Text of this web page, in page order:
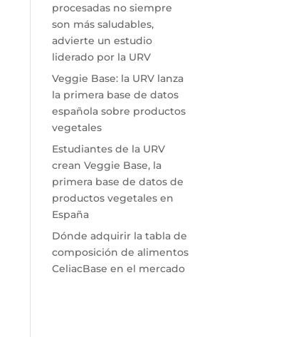
procesadas no siempre
son más saludables,
advierte un estudio
liderado por la URV
Veggie Base: la URV lanza
la primera base de datos
española sobre productos
vegetales
Estudiantes de la URV
crean Veggie Base, la
primera base de datos de
productos vegetales en
España
Dónde adquirir la tabla de
composición de alimentos
CeliacBase en el mercado